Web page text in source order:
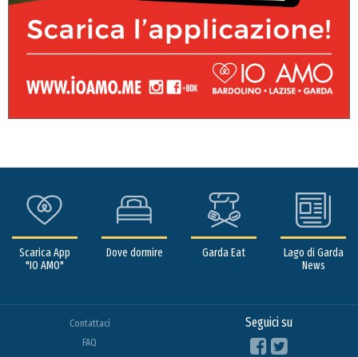
Scarica App
"IO AMO"
Dove dormire Garda Eat
Lago di Garda
News
Contattaci
FAQ
Seguici su